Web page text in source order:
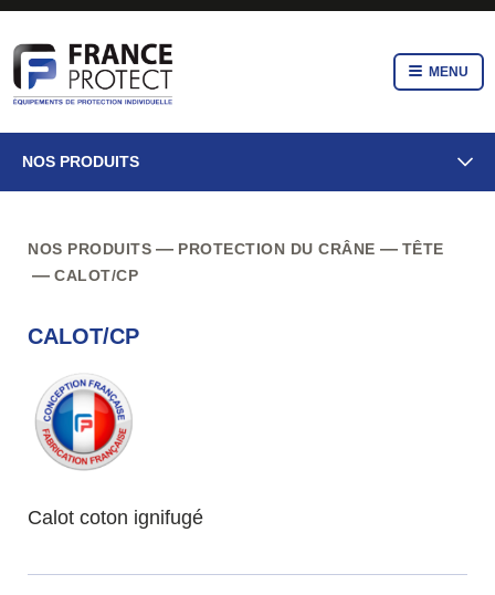
MENU
NOS PRODUITS
NOS PRODUITS PROTECTION DU CRÂNE
TÊTE
CALOT/CP
CALOT/CP
Calot coton ignifugé